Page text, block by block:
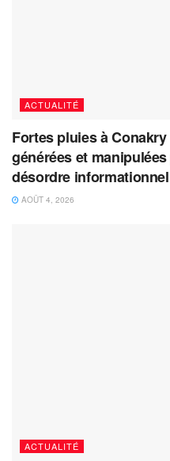
ACTUALITÉ
Fortes pluies à
générées et
désordre
AOÛT 4, 2026
ACTUALITÉ